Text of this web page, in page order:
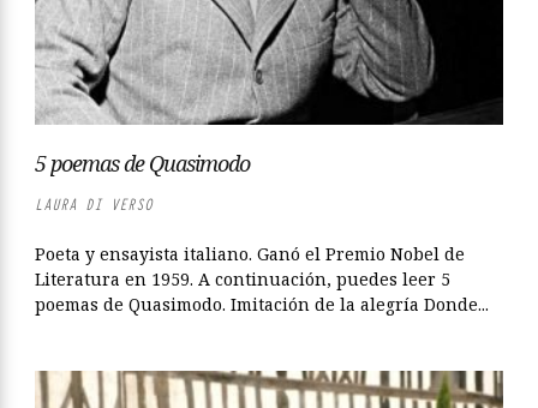
5 poemas de Quasimodo
LAURA DI VERSO
Poeta y ensayista italiano. Ganó el Premio Nobel de
Literatura en 1959. A continuación, puedes leer 5
poemas de Quasimodo. Imitación de la alegría Donde...